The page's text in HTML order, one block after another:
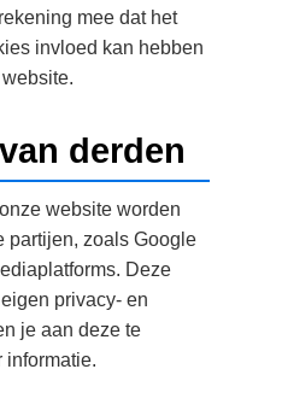
mee dat het
invloed kan hebben
derden
website worden
partijen, zoals Google
Deze
privacy- en
je aan deze te
informatie.